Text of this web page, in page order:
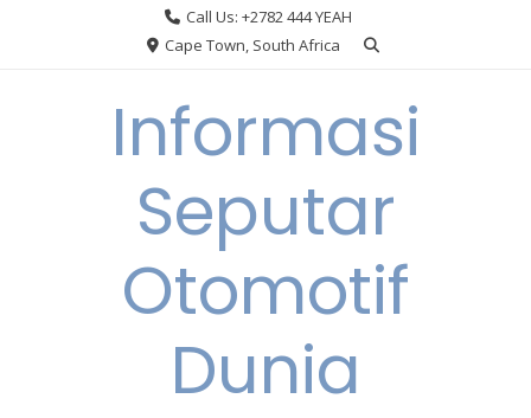
Call Us: +2782 444 YEAH
Cape Town, South Africa
Informasi
Seputar
Otomotif
Dunia